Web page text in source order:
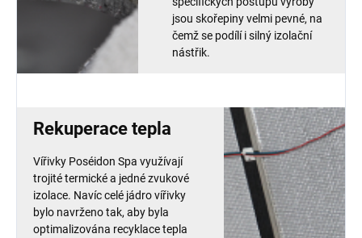
jsou skořepiny velmi pevné, na
čemž se podílí i silný izolační
nástřik.
Rekuperace tepla
Vířivky Poséidon Spa využívají
trojité termické a jedné zvukové
izolace. Navíc celé jádro vířivky
bylo navrženo tak, aby byla
optimalizována recyklace tepla